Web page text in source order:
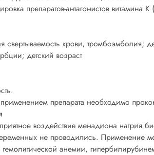
препаратов-антагонистов витамина
свертываемость крови, тромбоэмболия;
детский возраст
препарата необходимо
воздействие менадиона натрия
не проводились. Применение
анемии,